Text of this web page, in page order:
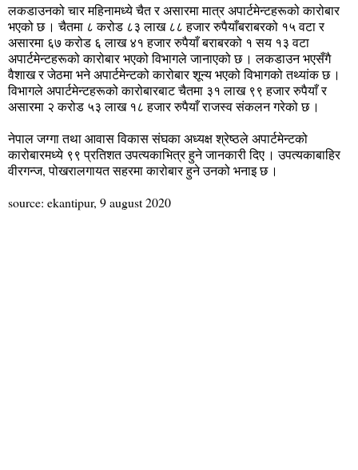
लकडाउनको चार महिनामध्ये चैत र असारमा मात्र अपार्टमेन्टहरूको कारोबार
भएको छ । चैतमा ८ करोड ८३ लाख ८८ हजार रुपैयाँबराबरको १५ वटा र
असारमा ६७ करोड ६ लाख ४१ हजार रुपैयाँ बराबरको १ सय १३ वटा
अपार्टमेन्टहरूको कारोबार भएको विभागले जानाएको छ । लकडाउन भएसँगै
वैशाख र जेठमा भने अपार्टमेन्टको कारोबार शून्य भएको विभागको तथ्यांक छ ।
विभागले अपार्टमेन्टहरूको कारोबारबाट चैतमा ३१ लाख ९९ हजार रुपैयाँ र
असारमा २ करोड ५३ लाख १८ हजार रुपैयाँ राजस्व संकलन गरेको छ ।
नेपाल जग्गा तथा आवास विकास संघका अध्यक्ष श्रेष्ठले अपार्टमेन्टको
कारोबारमध्ये ९९ प्रतिशत उपत्यकाभित्र हुने जानकारी दिए । उपत्यकाबाहिर
वीरगन्ज, पोखरालगायत सहरमा कारोबार हुने उनको भनाइ छ ।
source: ekantipur, 9 august 2020